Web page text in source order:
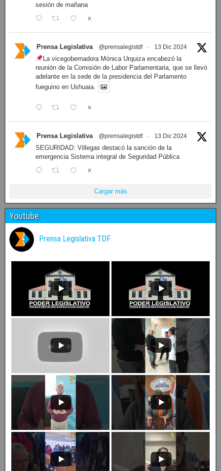
sesión de mañana
X
Prensa Legislativa @prensalegistdf · 13 Dic 2024
La vicegobernadora Mónica Urquiza encabezó la
reunión de la Comisión de Labor Parlamentaria, que se llevó
adelante en la sede de la presidencia del Parlamento
fueguino en Ushuaia.
X
Prensa Legislativa @prensalegistdf · 13 Dic 2024
SEGURIDAD: Villegas destacó la sanción de la
emergencia Sistema integral de Seguridad Pública
X
Cargar más
Youtube
Prensa Legislativa TDF